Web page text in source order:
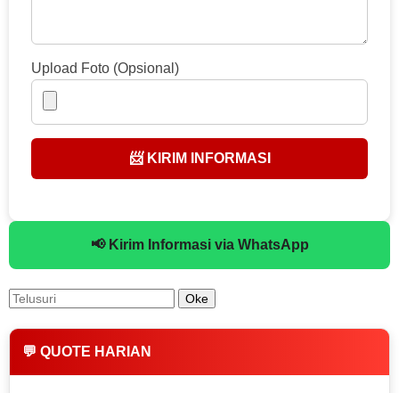
Upload Foto (Opsional)
📨 KIRIM INFORMASI
📢 Kirim Informasi via WhatsApp
💬 QUOTE HARIAN